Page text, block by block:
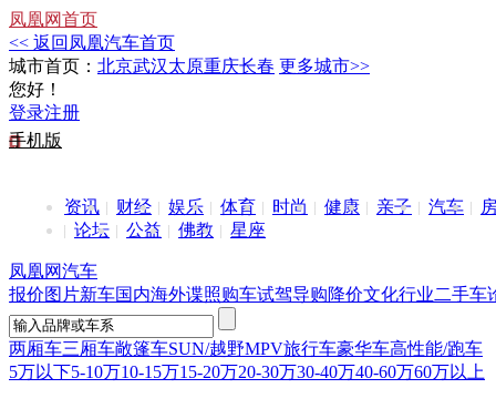
凤凰网首页
<< 返回凤凰汽车首页
城市首页： 北京武汉太原重庆长春 更多城市>>
您好！
登录注册
手机版
资讯 财经 娱乐 体育 时尚 健康 亲子 汽车
论坛
公益 佛教 星座
凤凰网汽车
报价图片新车国内海外谍照购车试驾导购降价文化行业二手车
两厢车三厢车敞篷车SUN/越野MPV旅行车豪华车高性能/跑车
5万以下5-10万10-15万15-20万20-30万30-40万40-60万60万以上